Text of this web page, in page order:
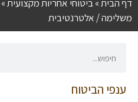
דף הבית»ביטוחי אחריות מקצועית»
משלימה / אלטרנטיבית
ענפי הביטוח